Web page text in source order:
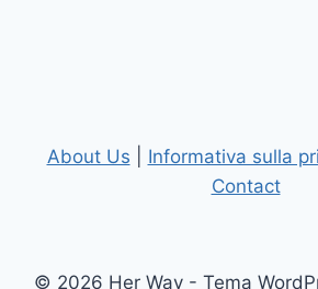
About Us Informativa sulla
Contact
© 2026 Her Way - Tema